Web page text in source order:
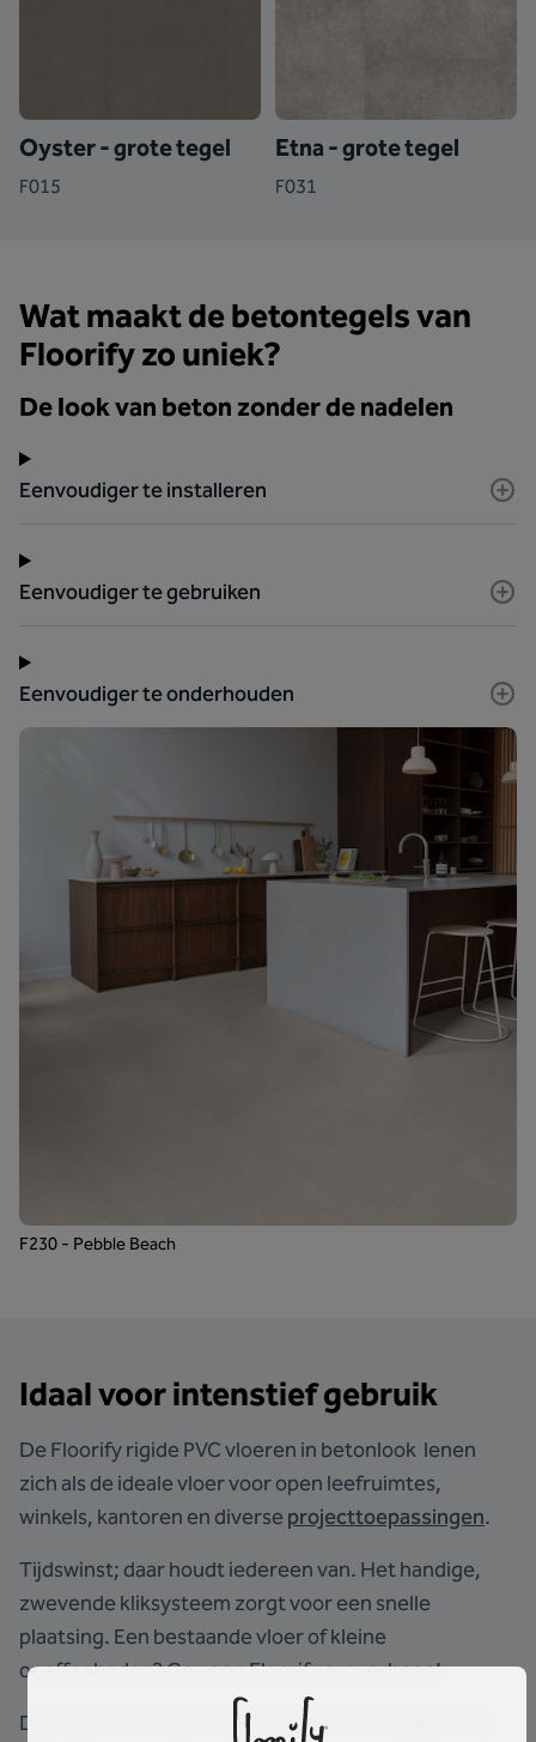
Oyster - grote tegel
F015
Etna - grote tegel
F031
Wat maakt de betontegels van
Floorify zo uniek?
De look van beton zonder de nadelen
Eenvoudiger te installeren
Eenvoudiger te gebruiken
Eenvoudiger te onderhouden
F230 - Pebble Beach
Idaal voor intenstief gebruik
De Floorify rigide PVC vloeren in betonlook lenen
zich als de ideale vloer voor open leefruimtes,
winkels, kantoren en diverse projecttoepassingen.
Tijdswinst; daar houdt iedereen van. Het handige,
zwevende kliksysteem zorgt voor een snelle
plaatsing. Een bestaande vloer of kleine
oneffenheden? Gewoon Floorify eroverheen!
De
watervaste en vlekbestendige